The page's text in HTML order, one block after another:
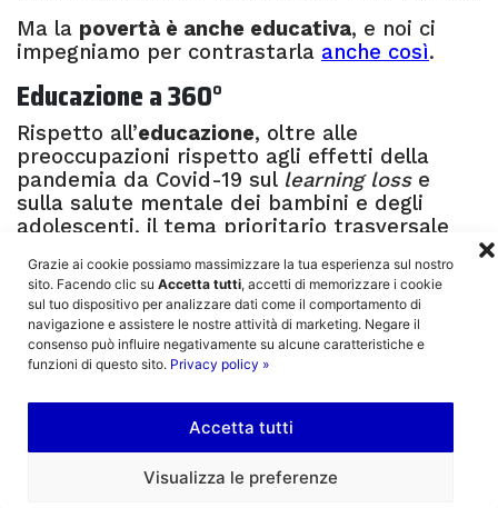
Grazie ai cookie possiamo massimizzare la tua esperienza sul nostro
sito. Facendo clic su Accetta tutti, accetti di memorizzare i cookie
sul tuo dispositivo per analizzare dati come il comportamento di
navigazione e assistere le nostre attività di marketing. Negare il
consenso può influire negativamente su alcune caratteristiche e
funzioni di questo sito. Privacy policy »
Accetta tutti
Visualizza le preferenze
Ma la povertà è anche educativa, e noi ci
impegniamo per contrastarla anche così.
Educazione a 360°
Rispetto all’educazione, oltre alle
preoccupazioni rispetto agli effetti della
pandemia da Covid-19 sul learning losse
sulla salute mentale dei bambini e degli
adolescenti, il tema prioritario trasversale
relativo al consolidamento della qualità del
sistema educativo e scolastico sotto il
versante dellaformazione del personale
scolastico.
che è evidenziato nel Rapporto è quello
all’educazione all’affettività,
prevede di introdurre in tutte le scuole di
ogni ordine e grado programmi di educazione